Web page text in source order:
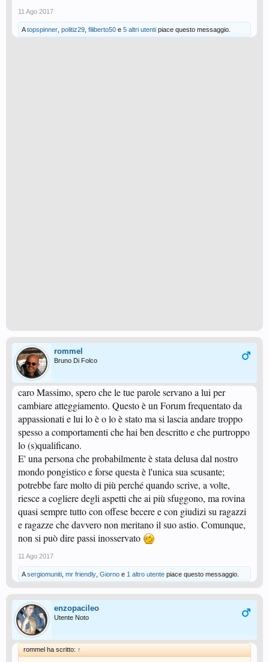
11 Ago 2017
Atopspinner politiz29 filiberto50 e 5 altri utenti piace questo messaggio.
rommel
Bruno Di Folco
caro Massimo, spero che le tue parole servano a lui per
cambiare atteggiamento. Questo è un Forum frequentato da
appassionati e lui lo è o lo è stato ma si lascia andare troppo
spesso a comportamenti che hai ben descritto e che purtroppo
lo (s)qualificano.
E' una persona che probabilmente è stata delusa dal nostro
mondo pongistico e forse questa è l'unica sua scusante;
potrebbe fare molto di più perché quando scrive, a volte,
riesce a cogliere degli aspetti che ai più sfuggono, ma rovina
quasi sempre tutto con offese becere e con giudizi su ragazzi
e ragazze che davvero non meritano il suo astio. Comunque,
non si può dire passi inosservato
11 Ago 2017
Asergiomuniti mr friendly Giorno e 1 altro utente piace questo messaggio.
enzopacileo
Utente Noto
rommel ha scritto: ↑